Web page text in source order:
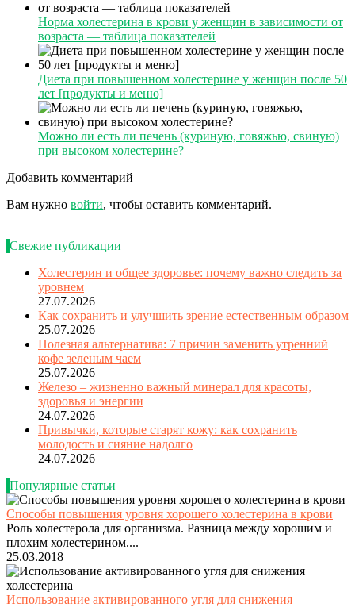
Норма холестерина в крови у женщин в зависимости от
возраста — таблица показателей
Диета при повышенном холестерине у женщин после 50
лет [продукты и меню]
Можно ли есть ли печень (куриную, говяжью, свиную)
при высоком холестерине?
Добавить комментарий
Вам нужно войти, чтобы оставить комментарий.
Свежие публикации
Холестерин и общее здоровье: почему важно следить за
уровнем
27.07.2026
Как сохранить и улучшить зрение естественным образом
25.07.2026
Полезная альтернатива: 7 причин заменить утренний
кофе зеленым чаем
25.07.2026
Железо – жизненно важный минерал для красоты,
здоровья и энергии
24.07.2026
Привычки, которые старят кожу: как сохранить
молодость и сияние надолго
24.07.2026
Популярные статьи
Способы повышения уровня хорошего холестерина в крови
Роль холестерола для организма. Разница между хорошим и
плохим холестерином....
25.03.2018
Использование активированного угля для снижения